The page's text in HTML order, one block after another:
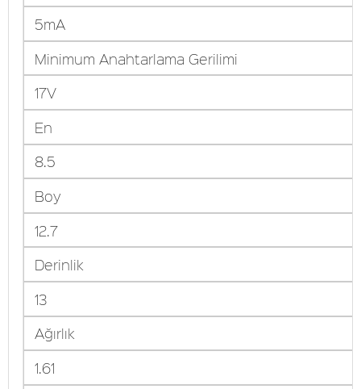
5mA
Minimum Anahtarlama Gerilimi
17V
En
8.5
Boy
12.7
Derinlik
13
Ağırlık
1.61